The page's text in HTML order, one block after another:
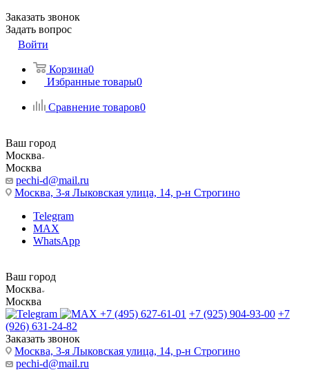
Заказать звонок
Задать вопрос
Войти
Корзина0
Избранные товары0
Сравнение товаров0
Ваш город
Москва
Москва
pechi-d@mail.ru
Москва, 3-я Лыковская улица, 14, р-н Строгино
Telegram
MAX
WhatsApp
Ваш город
Москва
Москва
+7 (495) 627-61-01 +7 (925) 904-93-00 +7
(926) 631-24-82
Заказать звонок
Москва, 3-я Лыковская улица, 14, р-н Строгино
pechi-d@mail.ru